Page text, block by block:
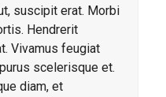
suscipit erat. Morbi
Hendrerit
Vivamus feugiat
scelerisque et.
diam, et